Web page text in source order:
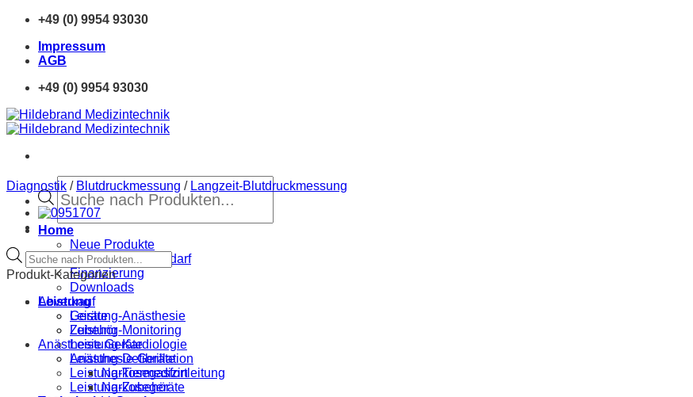
Zum
springen
+49 (0) 9954 93030
Impressum
AGB
+49 (0) 9954 93030
Products
search
Home
Neue Produkte
Sprechstundenbedarf
Finanzierung
Downloads
Leistung
Leistung-Anästhesie
Leistung-Monitoring
Leistung-Kardiologie
Leistung-Defibrillation
Leistung-Tiermedizin
Leistung-Zubehör
Diagnostik / Blutdruckmessung / Langzeit-Blutdruckmessung
Products
search
Produkt-Kategorien
Abverkauf
Geräte
Zubehör
Anästhesie Geräte
Anästhesie-Geräte
Narkosegasfortleitung
Narkosegeräte